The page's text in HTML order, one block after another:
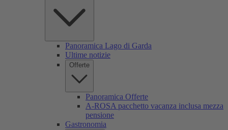
Panoramica Lago di Garda
Ultime notizie
Offerte
Panoramica Offerte
A-ROSA pacchetto vacanza inclusa mezza
pensione
Gastronomia